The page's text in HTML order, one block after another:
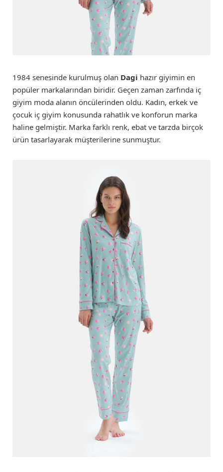
1984 senesinde kurulmuş olan Dagi hazır giyimin en
popüler markalarından biridir. Geçen zaman zarfında iç
giyim moda alanın öncülerinden oldu. Kadın, erkek ve
çocuk iç giyim konusunda rahatlık ve konforun marka
haline gelmiştir. Marka farklı renk, ebat ve tarzda birçok
ürün tasarlayarak müşterilerine sunmuştur.